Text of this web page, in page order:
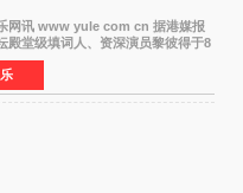
讯 www yule com cn 据港媒报
殿堂级填词人、资深演员黎彼得于8
离世，终年76岁。好友钟志光透
年3月中风后便卧床休养，身体机能